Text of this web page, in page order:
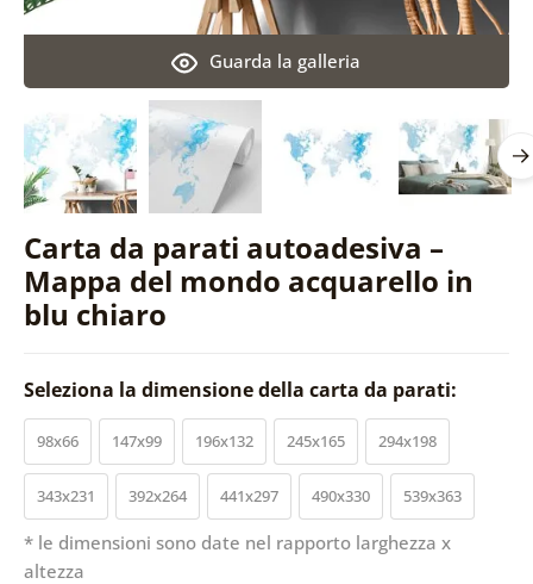
Carta da parati autoadesiva –
Mappa del mondo acquarello in
blu chiaro
Guarda la galleria
Seleziona la dimensione della carta da parati:
98x66 147x99 196x132 245x165 294x198
343x231 392x264 441x297 490x330 539x363
* le dimensioni sono date nel rapporto larghezza x
altezza